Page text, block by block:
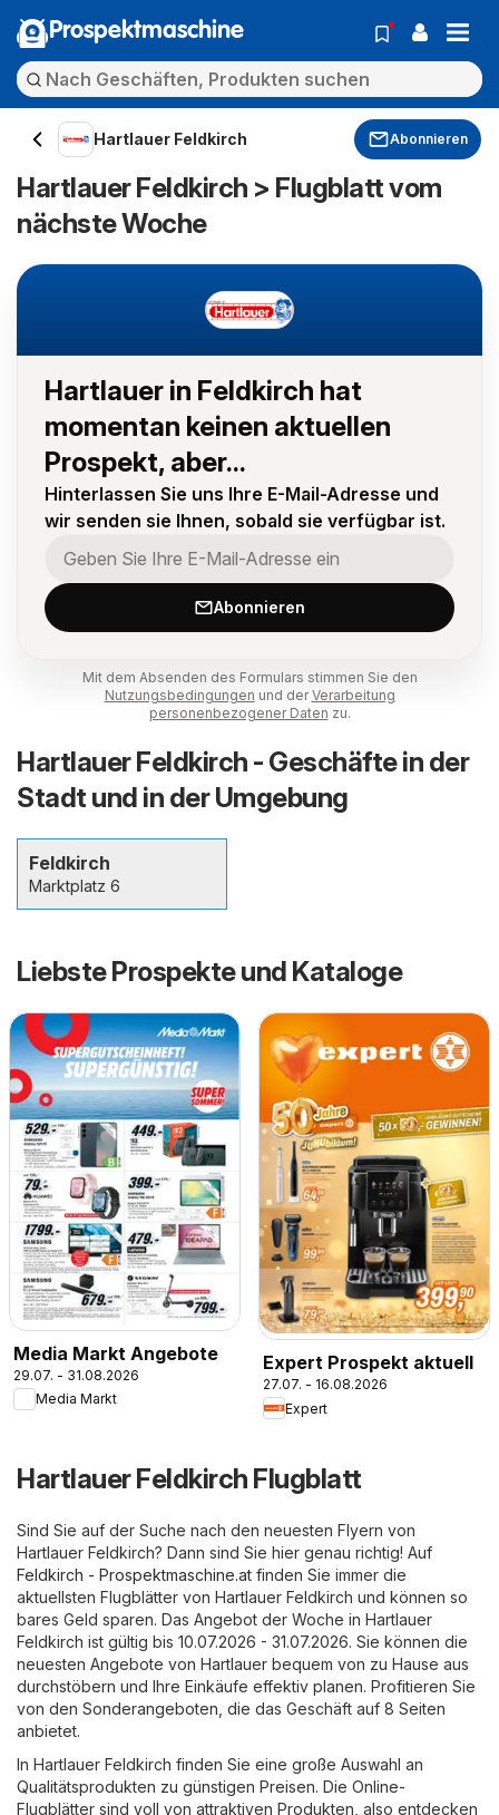
Prospektmaschine
Hartlauer Feldkirch Abonnieren
Hartlauer Feldkirch > Flugblatt vom
nächste Woche
Hartlauer in Feldkirch hat
momentan keinen aktuellen
Prospekt, aber...
Hinterlassen Sie uns Ihre E-Mail-Adresse und
wir senden sie Ihnen, sobald sie verfügbar ist.
Abonnieren
Mit dem Absenden des Formulars stimmen Sie den
Nutzungsbedingungen und derVerarbeitung
personenbezogener Daten zu.
Hartlauer Feldkirch - Geschäfte in der
Stadt und in der Umgebung
Feldkirch
Marktplatz 6
Liebste Prospekte und Kataloge
Media Markt Angebote
29.07. - 31.08.2026
Media Markt
Expert Prospekt aktuell
27.07. - 16.08.2026
Expert
Hartlauer Feldkirch Flugblatt
Sind Sie auf der Suche nach den neuesten Flyern von
Hartlauer Feldkirch? Dann sind Sie hier genau richtig! Auf
Feldkirch - Prospektmaschine.at finden Sie immer die
aktuellsten Flugblätter von Hartlauer Feldkirch und können so
bares Geld sparen. Das Angebot der Woche in Hartlauer
Feldkirch ist gültig bis 10.07.2026 - 31.07.2026. Sie können die
neuesten Angebote von Hartlauer bequem von zu Hause aus
durchstöbern und Ihre Einkäufe effektiv planen. Profitieren Sie
von den Sonderangeboten, die das Geschäft auf 8 Seiten
anbietet.
In Hartlauer Feldkirch finden Sie eine große Auswahl an
Qualitätsprodukten zu günstigen Preisen. Die Online-
Flugblätter sind voll von attraktiven Produkten, also entdecken